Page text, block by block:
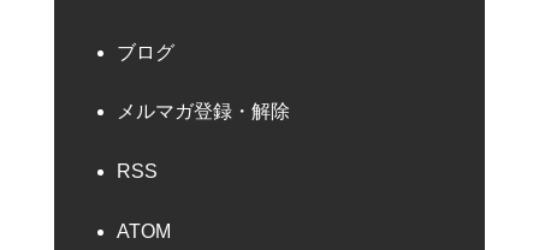
ブログ
メルマガ登録・解除
RSS
ATOM